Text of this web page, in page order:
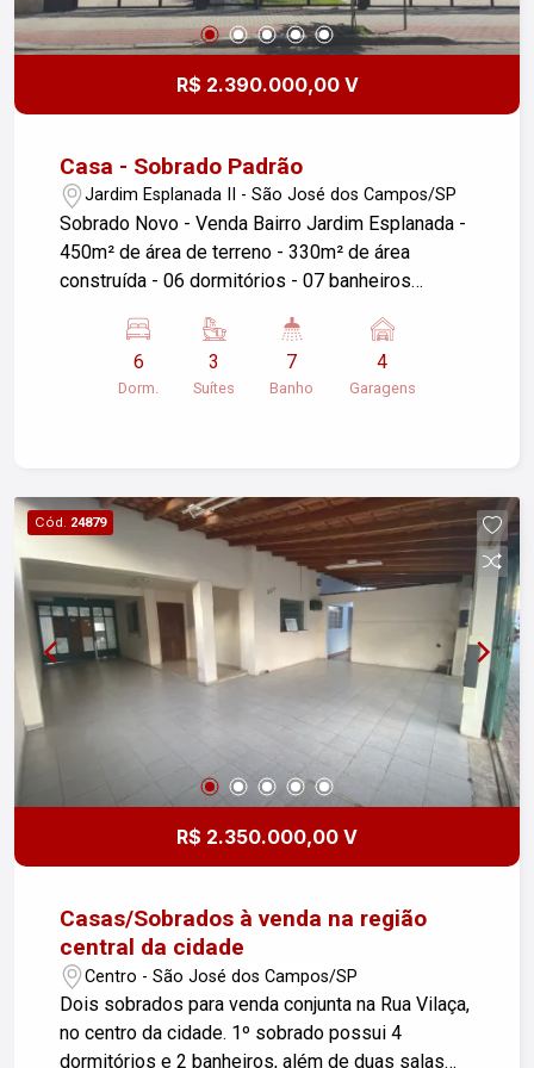
iluminação natural e pronto para morar. Não perca
essa oportunidade de morar com conforto e
qualidade de vida. Agende sua visita e encante-
se com seu novo lar! Imobiliária Nova Freitas,
R$ 2.390.000,00 V
Casa - Sobrado Padrão
Jardim Esplanada II - São José dos Campos/SP
Sobrado Novo - Venda Bairro Jardim Esplanada -
450m² de área de terreno - 330m² de área
construída - 06 dormitórios - 07 banheiros
padrão conclui uma arquitetura moderna e
funcional, localização privilegiada! 1ª Pavimento
sala Área de serviço Despensa Banheiro social e
suíte com box blindex Escada de acesso ao
pavimento superior Corredor privativo laterais
para acesso ao quintal todo gramado Edícula com
um quarto #altopadrãosjc
6
Dorm.
3
Suítes
7
Banho
4
Garagens
Cód. 24879
R$ 2.350.000,00 V
Casas/Sobrados à venda na região
central da cidade
Centro - São José dos Campos/SP
Dois sobrados para venda conjunta na Rua Vilaça,
no centro da cidade. 1º sobrado possui 4
dormitórios e 2 banheiros, além de duas salas